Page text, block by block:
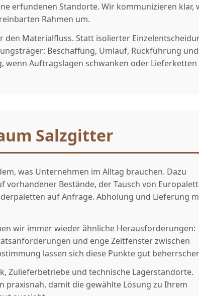
erfundenen Standorte. Wir kommunizieren klar,
Rahmen um.
Materialfluss. Statt isolierter
Beschaffung, Umlauf, Rückführung und
wenn Auftragslagen schwanken oder Lieferketten
Salzgitter
was Unternehmen im Alltag brauchen. Dazu
Bestände, der Tausch von
auf Anfrage. Abholung und Lieferung
wir immer wieder ähnliche Herausforderungen:
und enge Zeitfenster zwischen
lassen sich diese Punkte gut
Zulieferbetriebe und technische Lagerstandorte.
praxisnah, damit die gewählte Lösung zu Ihrem